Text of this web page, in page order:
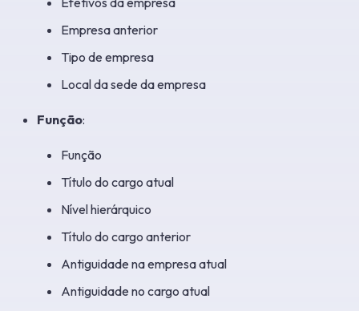
Empresa anterior
Tipo de empresa
Local da sede da empresa
Função:
Função
Título do cargo atual
Nível hierárquico
Título do cargo anterior
Antiguidade na empresa atual
Antiguidade no cargo atual